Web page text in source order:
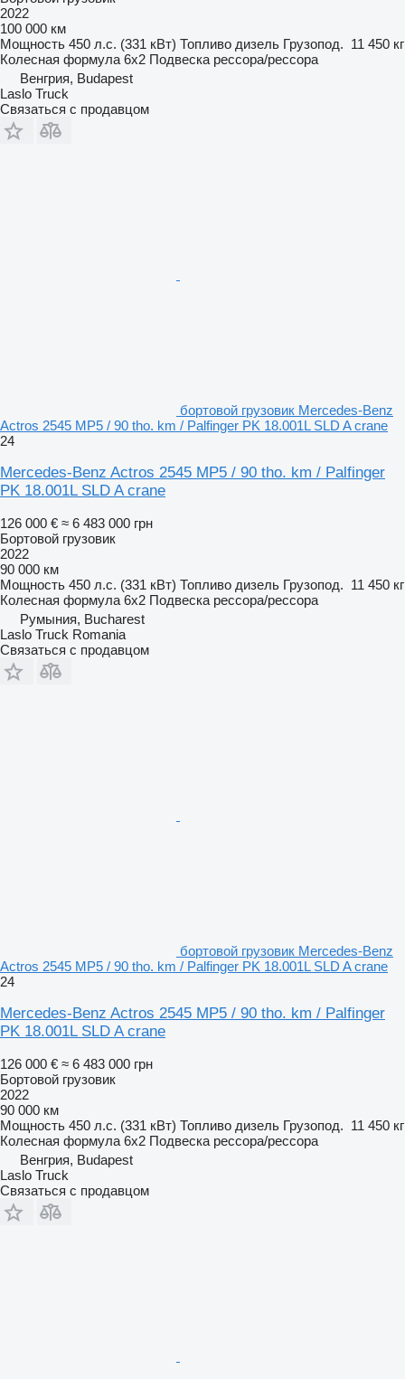
2022
100 000 км
Мощность 450 л.с. (331 кВт) Топливо дизель Грузопод. 11 450 кг
Колесная формула 6x2 Подвеска рессора/рессора
Венгрия, Budapest
Laslo Truck
Связаться с продавцом
бортовой грузовик Mercedes-Benz
Actros 2545 MP5 / 90 tho. km / Palfinger PK 18.001L SLD A crane
24
Mercedes-Benz Actros 2545 MP5 / 90 tho. km / Palfinger
PK 18.001L SLD A crane
126 000 € ≈ 6 483 000 грн
Бортовой грузовик
2022
90 000 км
Мощность 450 л.с. (331 кВт) Топливо дизель Грузопод. 11 450 кг
Колесная формула 6x2 Подвеска рессора/рессора
Румыния, Bucharest
Laslo Truck Romania
Связаться с продавцом
бортовой грузовик Mercedes-Benz
Actros 2545 MP5 / 90 tho. km / Palfinger PK 18.001L SLD A crane
24
Mercedes-Benz Actros 2545 MP5 / 90 tho. km / Palfinger
PK 18.001L SLD A crane
126 000 € ≈ 6 483 000 грн
Бортовой грузовик
2022
90 000 км
Мощность 450 л.с. (331 кВт) Топливо дизель Грузопод. 11 450 кг
Колесная формула 6x2 Подвеска рессора/рессора
Венгрия, Budapest
Laslo Truck
Связаться с продавцом